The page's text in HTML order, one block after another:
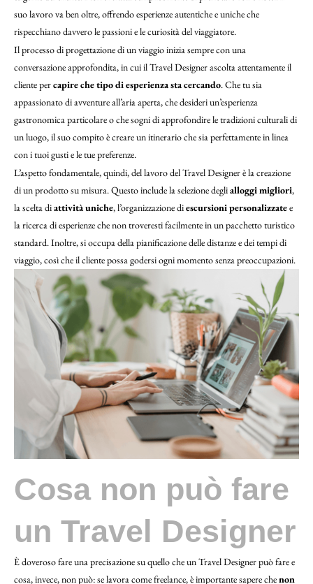
suo lavoro va ben oltre, offrendo esperienze autentiche e uniche che
rispecchiano davvero le passioni e le curiosità del viaggiatore.
Il processo di progettazione di un viaggio inizia sempre con una
conversazione approfondita, in cui il Travel Designer ascolta attentamente il
cliente percapire che tipo di esperienza sta cercando. Che tu sia
appassionato di avventure all’aria aperta, che desideri un’esperienza
gastronomica particolare o che sogni di approfondire le tradizioni culturali di
un luogo, il suo compito è creare un itinerario che sia perfettamente in linea
con i tuoi gusti e le tue preferenze.
L’aspetto fondamentale, quindi, del lavoro del Travel Designer è la creazione
di un prodotto su misura. Questo include la selezione deglialloggi migliori,
la scelta diattività uniche, l’organizzazione diescursioni personalizzatee
la ricerca di esperienze che non troveresti facilmente in un pacchetto turistico
standard. Inoltre, si occupa della pianificazione delle distanze e dei tempi di
viaggio, così che il cliente possa godersi ogni momento senza preoccupazioni.
Cosa non può fare
un Travel Designer
È doveroso fare una precisazione su quello che un Travel Designer può fare e
cosa, invece, non può: se lavora come freelance, è importante sapere chenon